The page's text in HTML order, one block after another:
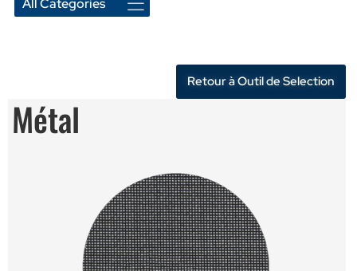
Retour à Outil de Selection
Métal